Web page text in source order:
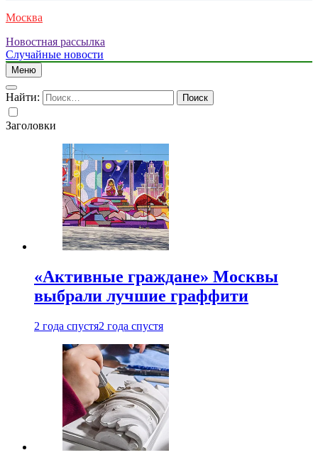
Москва
Новостная рассылка
Случайные новости
Меню
Найти:
Заголовки
«Активные граждане» Москвы
выбрали лучшие граффити
2 года спустя2 года спустя